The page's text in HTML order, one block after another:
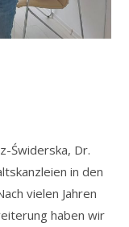
Świderska, Dr.
in den
vielen Jahren
haben wir